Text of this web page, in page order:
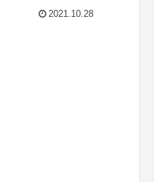
2021.10.28